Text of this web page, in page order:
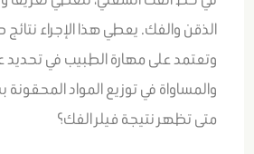
الذقن والفك. يعطي هذا الإجراء نتائج
وتعتمد على مهارة الطبيب في
والمساواة في توزيع المواد
متى تظهر نتيجة فيلر الفك؟